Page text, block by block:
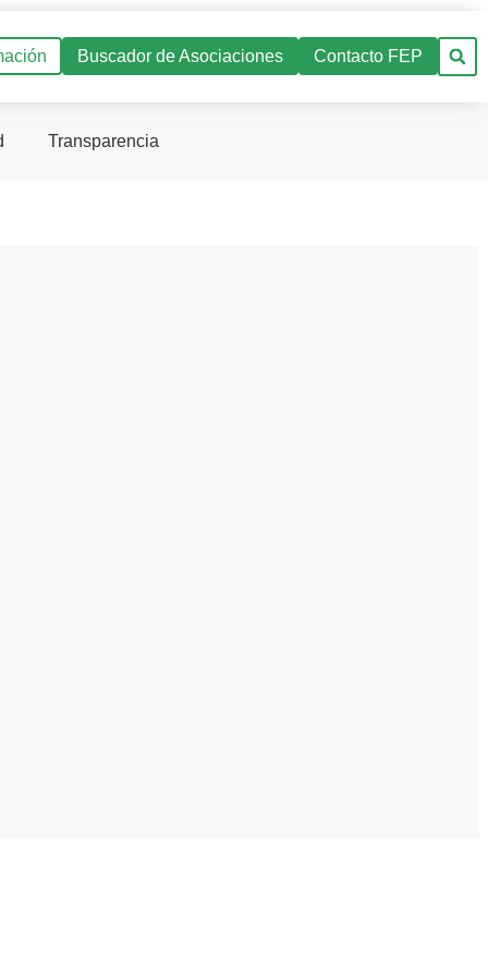
Buscador de Asociaciones Contacto FEP
Transparencia